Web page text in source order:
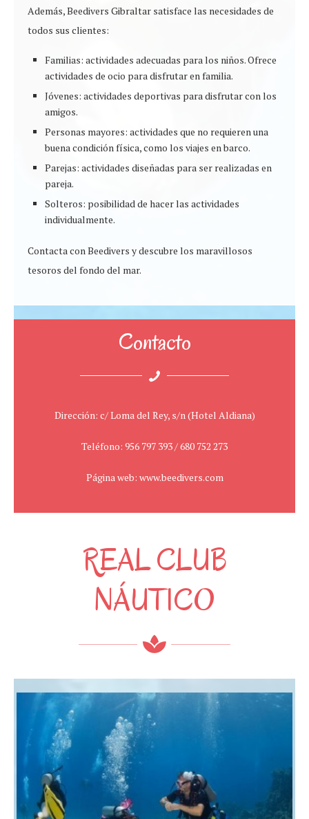
Además, Beedivers Gibraltar satisface las necesidades de
todos sus clientes:
Familias: actividades adecuadas para los niños. Ofrece
actividades de ocio para disfrutar en familia.
Jóvenes: actividades deportivas para disfrutar con los
amigos.
Personas mayores: actividades que no requieren una
buena condición física, como los viajes en barco.
Parejas: actividades diseñadas para ser realizadas en
pareja.
Solteros: posibilidad de hacer las actividades
individualmente.
Contacta con Beedivers y descubre los maravillosos
tesoros del fondo del mar.
Contacto
Dirección: c/ Loma del Rey, s/n (Hotel Aldiana)
Teléfono: 956 797 393 / 680 752 273
Página web: www.beedivers.com
REAL CLUB
NÁUTICO